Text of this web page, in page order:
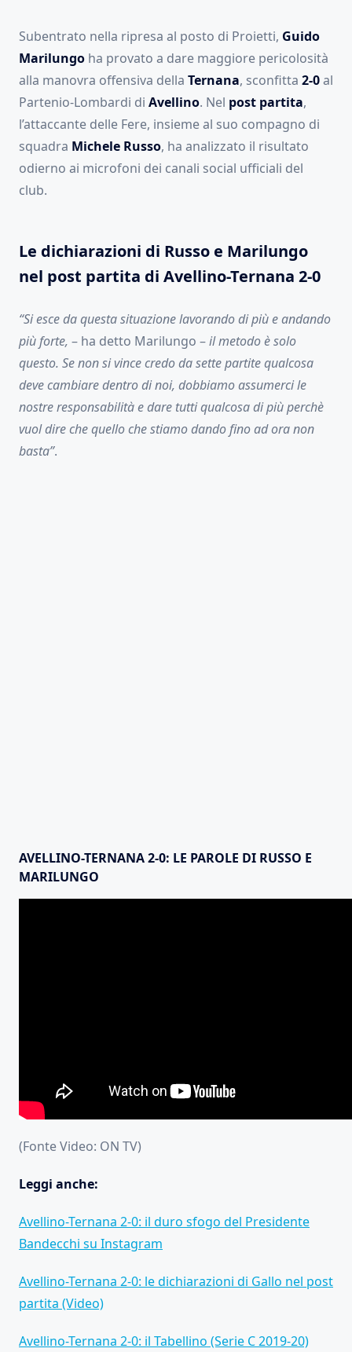
Subentrato nella ripresa al posto di Proietti, Guido
Marilungo ha provato a dare maggiore pericolosità
alla manovra offensiva della Ternana, sconfitta 2-0al
Partenio-Lombardi di Avellino. Nel post partita,
l’attaccante delle Fere, insieme al suo compagno di
squadra Michele Russo, ha analizzato il risultato
odierno ai microfoni dei canali social ufficiali del
club.
Le dichiarazioni di Russo e Marilungo
nel post partita di Avellino-Ternana 2-0
“Si esce da questa situazione lavorando di più e andando
più forte, – ha detto Marilungo –il metodo è solo
questo. Se non si vince credo da sette partite qualcosa
deve cambiare dentro di noi, dobbiamo assumerci le
nostre responsabilità e dare tutti qualcosa di più perchè
vuol dire che quello che stiamo dando fino ad ora non
basta”.
AVELLINO-TERNANA 2-0: LE PAROLE DI RUSSO E
MARILUNGO
(Fonte Video: ON TV)
Leggi anche:
Avellino-Ternana 2-0: il duro sfogo del Presidente
Bandecchi su Instagram
Avellino-Ternana 2-0: le dichiarazioni di Gallo nel post
partita (Video)
Avellino-Ternana 2-0: il Tabellino (Serie C 2019-20)